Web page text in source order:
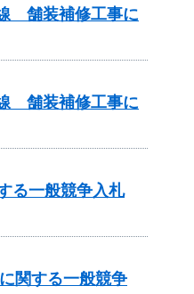
舗装補修工事に
舗装補修工事に
る一般競争入札
関する一般競争